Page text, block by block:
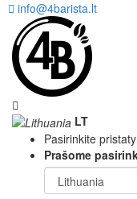
info@4barista.lt
LT
Pasirinkite
Prašome